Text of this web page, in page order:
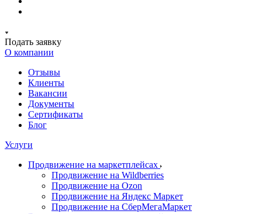
Подать заявку
О компании
Отзывы
Клиенты
Вакансии
Документы
Сертификаты
Блог
Услуги
Продвижение на маркетплейсах
Продвижение на Wildberries
Продвижение на Ozon
Продвижение на Яндекс Маркет
Продвижение на СберМегаМаркет